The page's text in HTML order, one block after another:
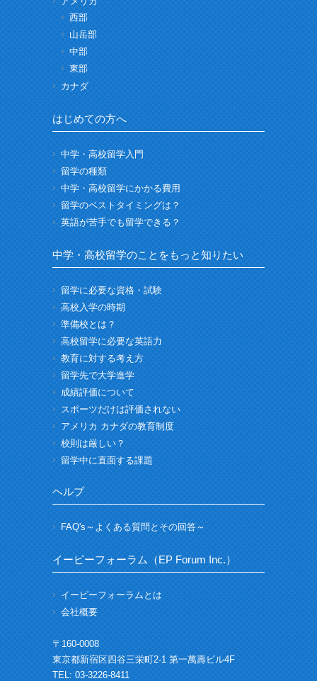
西部
山岳部
中部
東部
カナダ
はじめての方へ
中学・高校留学入門
留学の種類
中学・高校留学にかかる費用
留学のベストタイミングは？
英語が苦手でも留学できる？
中学・高校留学のことをもっと知りたい
留学に必要な資格・試験
高校入学の時期
準備校とは？
高校留学に必要な英語力
教育に対する考え方
留学先で大学進学
成績評価について
スポーツだけは評価されない
アメリカ カナダの教育制度
校則は厳しい？
留学中に直面する課題
ヘルプ
FAQ's～よくある質問とその回答～
イーピーフォーラム（EP Forum Inc.）
イーピーフォーラムとは
会社概要
〒160-0008
東京都新宿区四谷三栄町2-1 第一萬壽ビル4F
TEL: 03-3226-8411